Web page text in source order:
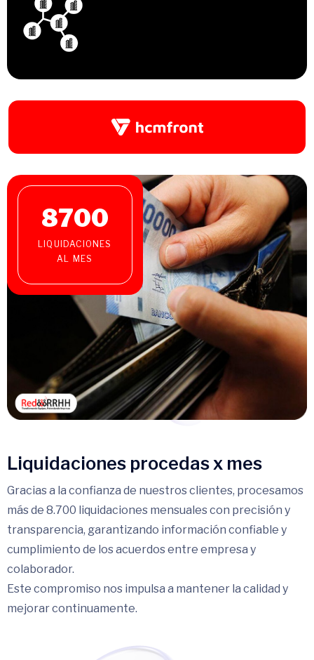
8700
LIQUIDACIONES
AL MES
Liquidaciones procedas x mes
Gracias a la confianza de nuestros clientes, procesamos
más de 8.700 liquidaciones mensuales con precisión y
transparencia, garantizando información confiable y
cumplimiento de los acuerdos entre empresa y
colaborador.
Este compromiso nos impulsa a mantener la calidad y
mejorar continuamente.